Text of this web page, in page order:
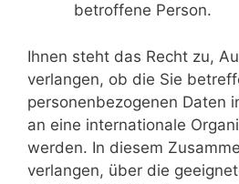
betroffene Person.
Ihnen steht das Recht zu,
verlangen, ob die Sie
personenbezogenen Daten
an eine internationale
werden. In diesem
verlangen, über die